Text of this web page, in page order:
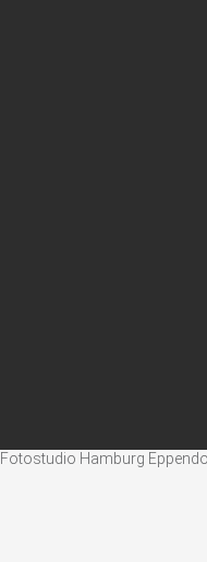
Fotostudio Hamburg